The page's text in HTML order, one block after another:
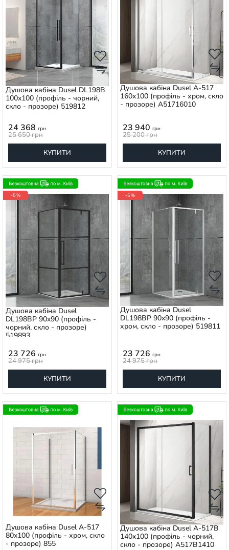
Душова кабіна Dusel DL198B
100x100 (профіль - чорний,
скло - прозоре) 519812
24 368 грн
25 650грн
КУПИТИ
Душова кабіна Dusel A-517
160x100 (профіль - хром, скло
- прозоре) A51716010
23 940 грн
25 200грн
КУПИТИ
-5 %
Душова кабіна Dusel
DL198BP 90x90 (профіль -
чорний, скло - прозоре)
519893
23 726 грн
24 975грн
КУПИТИ
-5 %
Душова кабіна Dusel
DL198BP 90x90 (профіль -
хром, скло - прозоре) 519811
23 726 грн
24 975грн
КУПИТИ
Душова кабіна Dusel A-517
80x100 (профіль - хром, скло
- прозоре) 855
Душова кабіна Dusel A-517B
140x100 (профіль - чорний,
скло - прозоре) A517B1410